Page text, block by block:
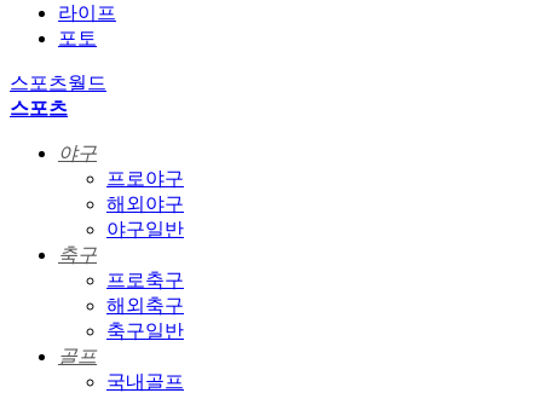
라이프
포토
스포츠월드
스포츠
야구
프로야구
해외야구
야구일반
축구
프로축구
해외축구
축구일반
골프
국내골프